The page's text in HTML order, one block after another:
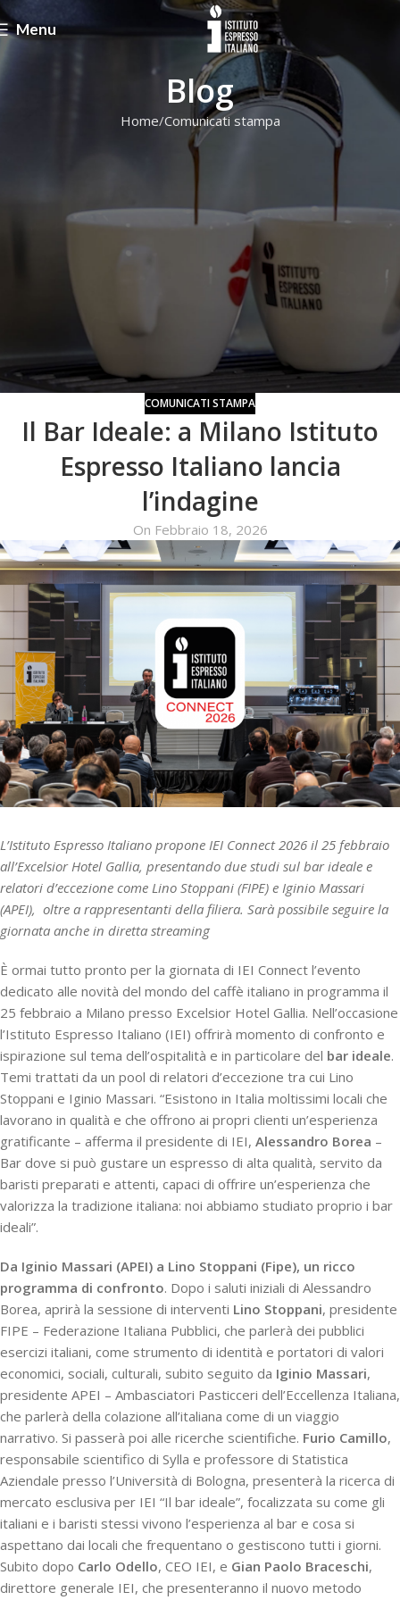
Menu
Blog
Home Comunicati stampa
COMUNICATI STAMPA
Il Bar Ideale: a Milano Istituto
Espresso Italiano lancia
l’indagine
On Febbraio 18, 2026
L’Istituto Espresso Italiano propone IEI Connect 2026 il 25 febbraio
all’Excelsior Hotel Gallia, presentando due studi sul bar ideale e
relatori d’eccezione come Lino Stoppani (FIPE) e Iginio Massari
(APEI), oltre a rappresentanti della filiera. Sarà possibile seguire la
giornata anche in diretta streaming
È ormai tutto pronto per la giornata di IEI Connect l’evento
dedicato alle novità del mondo del caffè italiano in programma il
25 febbraio a Milano presso Excelsior Hotel Gallia. Nell’occasione
l’Istituto Espresso Italiano (IEI) offrirà momento di confronto e
ispirazione sul tema dell’ospitalità e in particolare del bar ideale.
Temi trattati da un pool di relatori d’eccezione tra cui Lino
Stoppani e Iginio Massari. “Esistono in Italia moltissimi locali che
lavorano in qualità e che offrono ai propri clienti un’esperienza
gratificante – afferma il presidente di IEI, Alessandro Borea –
Bar dove si può gustare un espresso di alta qualità, servito da
baristi preparati e attenti, capaci di offrire un’esperienza che
valorizza la tradizione italiana: noi abbiamo studiato proprio i bar
ideali”.
Da Iginio Massari (APEI) a Lino Stoppani (Fipe), un ricco
programma di confronto. Dopo i saluti iniziali di Alessandro
Borea, aprirà la sessione di interventi Lino Stoppani, presidente
FIPE – Federazione Italiana Pubblici, che parlerà dei pubblici
esercizi italiani, come strumento di identità e portatori di valori
economici, sociali, culturali, subito seguito da Iginio Massari,
presidente APEI – Ambasciatori Pasticceri dell’Eccellenza Italiana,
che parlerà della colazione all’italiana come di un viaggio
narrativo. Si passerà poi alle ricerche scientifiche. Furio Camillo,
responsabile scientifico di Sylla e professore di Statistica
Aziendale presso l’Università di Bologna, presenterà la ricerca di
mercato esclusiva per IEI “Il bar ideale”, focalizzata su come gli
italiani e i baristi stessi vivono l’esperienza al bar e cosa si
aspettano dai locali che frequentano o gestiscono tutti i giorni.
Subito dopo Carlo Odello, CEO IEI, e Gian Paolo Braceschi,
direttore generale IEI, che presenteranno il nuovo metodo